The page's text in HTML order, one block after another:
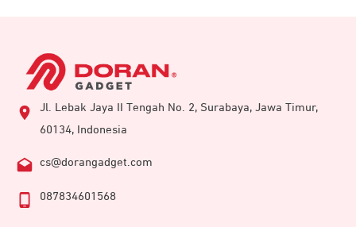
Jl. Lebak Jaya II Tengah No. 2, Surabaya, Jawa Timur,
60134, Indonesia
cs@dorangadget.com
087834601568